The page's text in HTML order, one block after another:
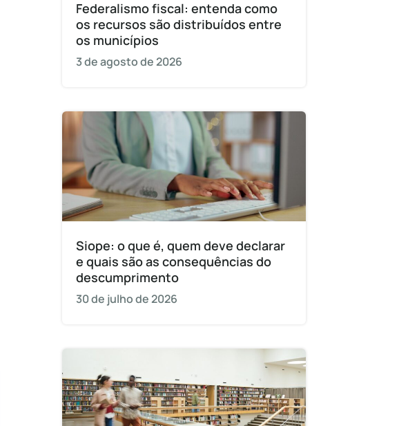
Federalismo fiscal: entenda como
os recursos são distribuídos entre
os municípios
3 de agosto de 2026
Siope: o que é, quem deve declarar
e quais são as consequências do
descumprimento
30 de julho de 2026